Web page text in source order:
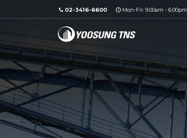
02-3416-6600 Mon-Fri: 9.00am - 6.00pm